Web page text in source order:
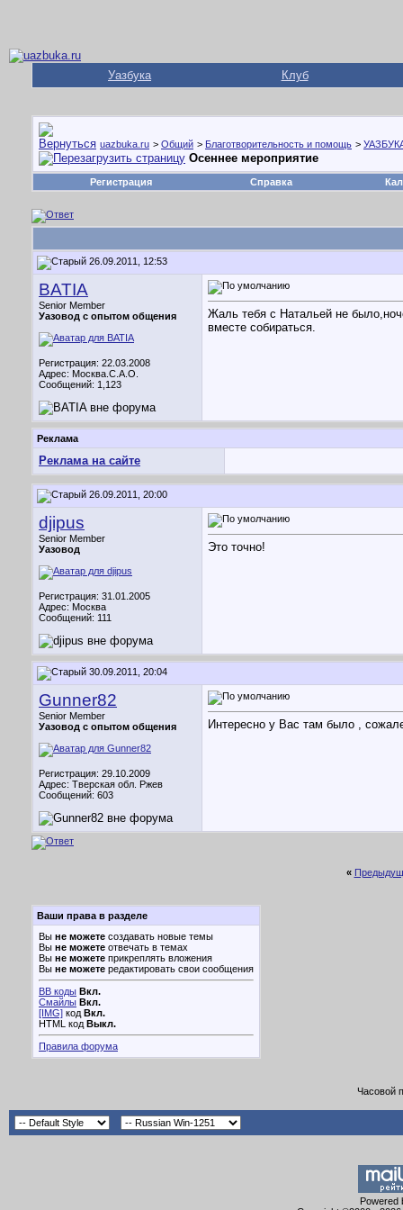
Уазбука Клуб
uazbuka.ru > Общий > Благотворительность и помощь >
Осеннее мероприятие
Регистрация Справка
26.09.2011, 12:53
BATIA
Senior Member
Уазовод с опытом общения
Регистрация: 22.03.2008
Адрес: Москва.С.А.О.
Сообщений: 1,123
Жаль тебя с Натальей не
вместе собираться.
Реклама
Реклама на сайте
26.09.2011, 20:00
djipus
Senior Member
Уазовод
Регистрация: 31.01.2005
Адрес: Москва
Сообщений: 111
Это точно!
30.09.2011, 20:04
Gunner82
Senior Member
Уазовод с опытом общения
Регистрация: 29.10.2009
Адрес: Тверская обл. Ржев
Сообщений: 603
Интересно у Вас там было ,
«
Ваши права в разделе
Вы не можете создавать новые темы
Вы не можете отвечать в темах
Вы не можете прикреплять вложения
Вы не можете редактировать свои сообщения
BB коды Вкл.
Смайлы Вкл.
[IMG] код Вкл.
HTML код Выкл.
Правила форума
Часовой
Powered